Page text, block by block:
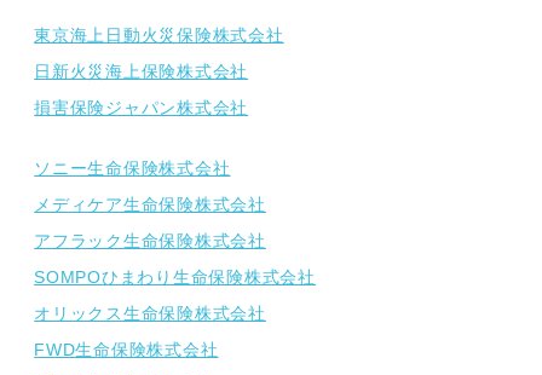
東京海上日動火災保険株式会社
日新火災海上保険株式会社
損害保険ジャパン株式会社
ソニー生命保険株式会社
メディケア生命保険株式会社
アフラック生命保険株式会社
SOMPOひまわり生命保険株式会社
オリックス生命保険株式会社
FWD生命保険株式会社